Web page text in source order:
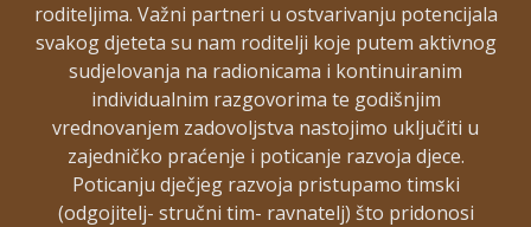
NAŠE ZNAČAJKE
roditeljima. Važni partneri u ostvarivanju potencijala
svakog djeteta su nam roditelji koje putem aktivnog
sudjelovanja na radionicama i kontinuiranim
individualnim razgovorima te godišnjim
vrednovanjem zadovoljstva nastojimo uključiti u
zajedničko praćenje i poticanje razvoja djece.
Poticanju dječjeg razvoja pristupamo timski
(odgojitelj- stručni tim- ravnatelj) što pridonosi